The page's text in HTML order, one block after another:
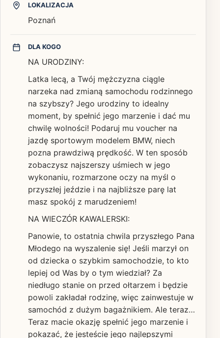
LOKALIZACJA
Poznań
DLA KOGO
NA URODZINY:
Latka lecą, a Twój mężczyzna ciągle
narzeka nad zmianą samochodu rodzinnego
na szybszy? Jego urodziny to idealny
moment, by spełnić jego marzenie i dać mu
chwilę wolności! Podaruj mu voucher na
jazdę sportowym modelem BMW, niech
pozna prawdziwą prędkość. W ten sposób
zobaczysz najszerszy uśmiech w jego
wykonaniu, rozmarzone oczy na myśl o
przyszłej jeździe i na najbliższe parę lat
masz spokój z marudzeniem!
NA WIECZÓR KAWALERSKI:
Panowie, to ostatnia chwila przyszłego Pana
Młodego na wyszalenie się! Jeśli marzył on
od dziecka o szybkim samochodzie, to kto
lepiej od Was by o tym wiedział? Za
niedługo stanie on przed ołtarzem i będzie
powoli zakładał rodzinę, więc zainwestuje w
samochód z dużym bagażnikiem. Ale teraz…
Teraz macie okazję spełnić jego marzenie i
pokazać, że jesteście jego najlepszymi